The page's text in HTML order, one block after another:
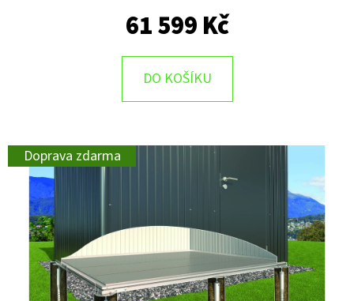
61 599 Kč
DO KOŠÍKU
Doprava zdarma